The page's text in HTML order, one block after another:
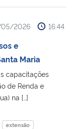
05/2026 16:44
e
Maria
capacitações
de Renda e
na […]
extensão